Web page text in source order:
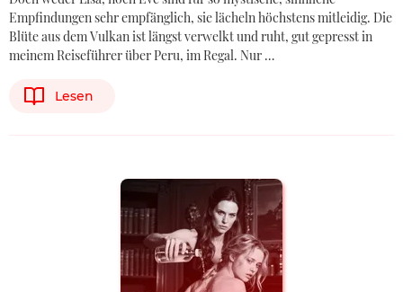
Empfindungen sehr empfänglich, sie lächeln höchstens mitleidig. Die
Blüte aus dem Vulkan ist längst verwelkt und ruht, gut gepresst in
meinem Reiseführer über Peru, im Regal. Nur …
Lesen